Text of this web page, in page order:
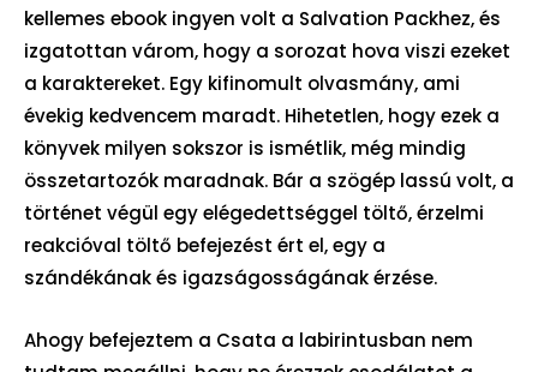
kellemes ebook ingyen volt a Salvation Packhez, és
izgatottan várom, hogy a sorozat hova viszi ezeket
a karaktereket. Egy kifinomult olvasmány, ami
évekig kedvencem maradt. Hihetetlen, hogy ezek a
könyvek milyen sokszor is ismétlik, még mindig
összetartozók maradnak. Bár a szögép lassú volt, a
történet végül egy elégedettséggel töltő, érzelmi
reakcióval töltő befejezést ért el, egy a
szándékának és igazságosságának érzése.
Ahogy befejeztem a Csata a labirintusban nem